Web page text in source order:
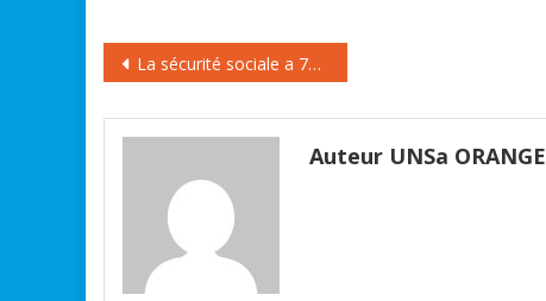
Navigation
de
l’article
La sécurité sociale a 70 ans : une vieille dame encore jeune
Auteur UNSa ORANGE